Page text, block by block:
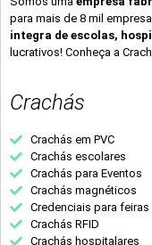
para mais de 8 mil
integra de escolas,
lucrativos! Conheça a
Crachás
Crachás em PVC
Crachás escolares
Crachás para Eventos
Crachás magnéticos
Credenciais para feiras
Crachás RFID
Crachás hospitalares